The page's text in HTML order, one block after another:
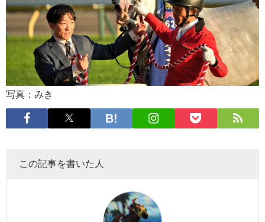
写真：みき
この記事を書いた人